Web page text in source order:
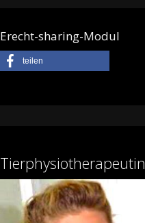
Erecht-sharing-Modul
teilen
Tierphysiotherapeutin